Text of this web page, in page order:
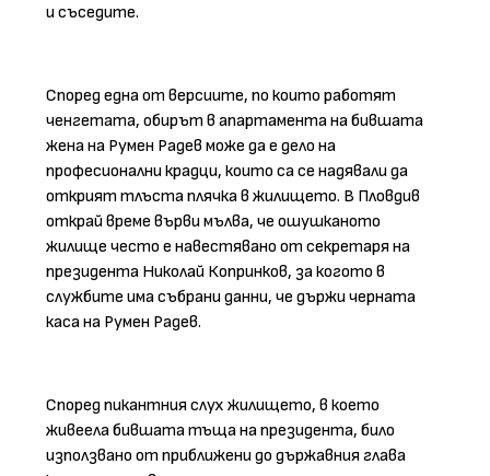
и съседите.
Според една от версиите, по които работят
ченгетата, обирът в апартамента на бившата
жена на Румен Радев може да е дело на
професионални крадци, които са се надявали да
открият тлъста плячка в жилището. В Пловдив
открай време върви мълва, че ошушканото
жилище често е навестявано от секретаря на
президента Николай Копринков, за когото в
службите има събрани данни, че държи черната
каса на Румен Радев.
Според пикантния слух жилището, в което
живеела бившата тъща на президента, било
използвано от приближени до държавния глава